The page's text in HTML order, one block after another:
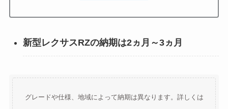
新型レクサスRZの納期は2ヵ月～3ヵ月
グレードや仕様、地域によって納期は異なります。詳しくは